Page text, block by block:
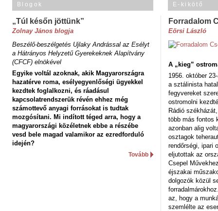
Blogok
„Túl későn jöttünk”
Zolnay János blogja
Beszélő-beszélgetés Ujlaky Andrással az Esélyt
a Hátrányos Helyzetű Gyerekeknek Alapítvány
(CFCF) elnökével
Egyike voltál azoknak, akik Magyarországra
hazatérve roma, esélyegyenlőségi ügyekkel
kezdtek foglalkozni, és ráadásul
kapcsolatrendszerük révén ehhez még
számottevő anyagi forrásokat is tudtak
mozgósítani. Mi indított téged arra, hogy a
magyarországi közéletnek ebbe a részébe
vesd bele magad valamikor az ezredforduló
idején?
Tovább
E-kikötő
Forradalom
Eörsi László
A „kieg”
1956. október
a sztálinista
fegyvereket
ostromolni
Rádió
több más fontos
azonban alig
osztagok
rendőrségi, ipari
eljutottak az
Csepel
éjszakai
dolgozók közül
az, hogy a
szemlélte az